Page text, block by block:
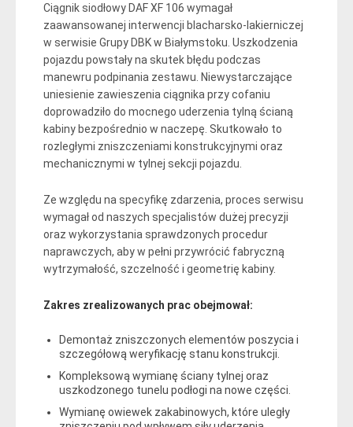
Ciągnik siodłowy DAF XF 106 wymagał
zaawansowanej interwencji blacharsko-lakierniczej
w serwisie Grupy DBK w Białymstoku. Uszkodzenia
pojazdu powstały na skutek błędu podczas
manewru podpinania zestawu. Niewystarczające
uniesienie zawieszenia ciągnika przy cofaniu
doprowadziło do mocnego uderzenia tylną ścianą
kabiny bezpośrednio w naczepę. Skutkowało to
rozległymi zniszczeniami konstrukcyjnymi oraz
mechanicznymi w tylnej sekcji pojazdu.
Ze względu na specyfikę zdarzenia, proces serwisu
wymagał od naszych specjalistów dużej precyzji
oraz wykorzystania sprawdzonych procedur
naprawczych, aby w pełni przywrócić fabryczną
wytrzymałość, szczelność i geometrię kabiny.
Zakres zrealizowanych prac obejmował:
Demontaż zniszczonych elementów poszycia i
szczegółową weryfikację stanu konstrukcji.
Kompleksową wymianę ściany tylnej oraz
uszkodzonego tunelu podłogi na nowe części.
Wymianę owiewek zakabinowych, które uległy